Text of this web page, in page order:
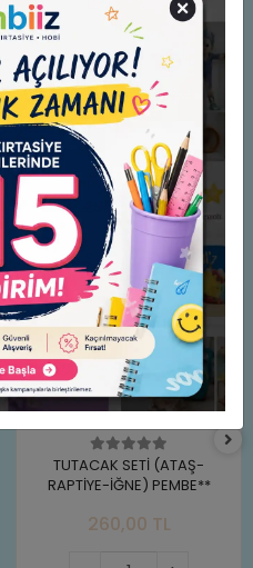
TUTACAK SETİ (ATAŞ-
RAPTİYE-İĞNE) PEMBE**
260,00 TL